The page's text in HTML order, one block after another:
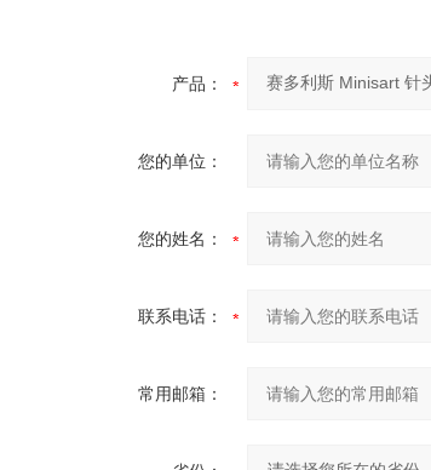
产品：
您的单位：
您的姓名：
联系电话：
常用邮箱：